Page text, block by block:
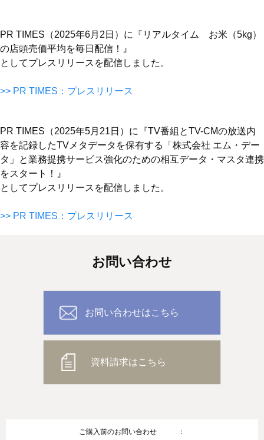
PR TIMES（2025年6月2日）に『リアルタイム お米（5kg）
の店頭売価平均を毎日配信！』
としてプレスリリースを配信しました。
>> PR TIMES：プレスリリース
PR TIMES（2025年5月21日）に『TV番組とTV-CMの放送内
容を記録したTVメタデータを保有する「株式会社 エム・デー
タ」と業務提携サービス強化のための相互データ・マスタ連携
をスタート！』
としてプレスリリースを配信しました。
>> PR TIMES：プレスリリース
お問い合わせ
お問い合わせはこちら
資料請求はこちら
ご購入前のお問い合わせ ：